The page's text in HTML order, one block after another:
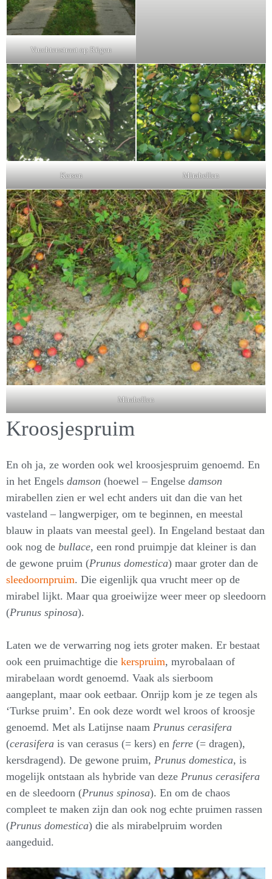
Vruchtenstraat op Rügen
Kersen Mirabellen
Mirabellen
Kroosjespruim
En oh ja, ze worden ook wel kroosjespruim genoemd. En
in het Engels damson (hoewel – Engelse damson
mirabellen zien er wel echt anders uit dan die van het
vasteland – langwerpiger, om te beginnen, en meestal
blauw in plaats van meestal geel). In Engeland bestaat dan
ook nog de bullace, een rond pruimpje dat kleiner is dan
de gewone pruim (Prunus domestica) maar groter dan de
sleedoornpruim. Die eigenlijk qua vrucht meer op de
mirabel lijkt. Maar qua groeiwijze weer meer op sleedoorn
(Prunus spinosa).
Laten we de verwarring nog iets groter maken. Er bestaat
ook een pruimachtige die kerspruim, myrobalaan of
mirabelaan wordt genoemd. Vaak als sierboom
aangeplant, maar ook eetbaar. Onrijp kom je ze tegen als
‘Turkse pruim’. En ook deze wordt wel kroos of kroosje
genoemd. Met als Latijnse naam Prunus cerasifera
(cerasifera is van cerasus (= kers) en ferre (= dragen),
kersdragend). De gewone pruim, Prunus domestica, is
mogelijk ontstaan als hybride van deze Prunus cerasifera
en de sleedoorn (Prunus spinosa). En om de chaos
compleet te maken zijn dan ook nog echte pruimen rassen
(Prunus domestica) die als mirabelpruim worden
aangeduid.